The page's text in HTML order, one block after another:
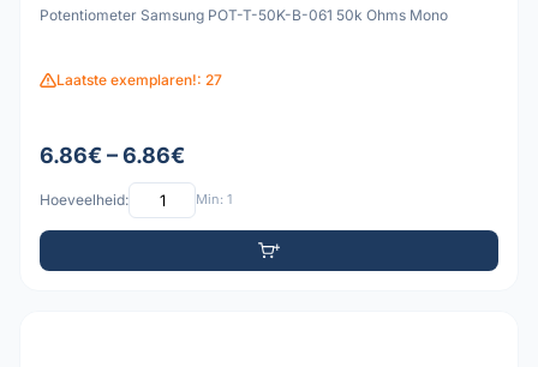
Potentiometer Samsung POT-T-50K-B-061 50k Ohms Mono
Laatste exemplaren!: 27
6.86€ – 6.86€
Hoeveelheid: Min: 1